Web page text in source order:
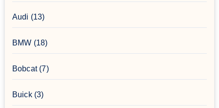
Audi (13)
BMW (18)
Bobcat(7)
Buick(3)